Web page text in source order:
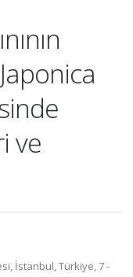
ve
İstanbul, Türkiye, 7 -